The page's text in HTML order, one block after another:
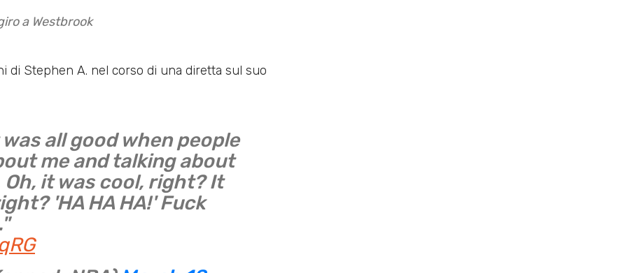
a Westbrook
di Stephen A. nel corso di una diretta sul suo
all good when people
me and talking about
it was cool, right? It
'HA HA HA!' Fuck